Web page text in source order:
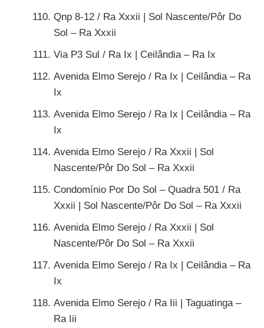
Qnp 8-12 / Ra Xxxii | Sol Nascente/Pôr Do
Sol – Ra Xxxii
Via P3 Sul / Ra Ix | Ceilândia – Ra Ix
Avenida Elmo Serejo / Ra Ix | Ceilândia – Ra
Ix
Avenida Elmo Serejo / Ra Ix | Ceilândia – Ra
Ix
Avenida Elmo Serejo / Ra Xxxii | Sol
Nascente/Pôr Do Sol – Ra Xxxii
Condomínio Por Do Sol – Quadra 501 / Ra
Xxxii | Sol Nascente/Pôr Do Sol – Ra Xxxii
Avenida Elmo Serejo / Ra Xxxii | Sol
Nascente/Pôr Do Sol – Ra Xxxii
Avenida Elmo Serejo / Ra Ix | Ceilândia – Ra
Ix
Avenida Elmo Serejo / Ra Iii | Taguatinga –
Ra Iii